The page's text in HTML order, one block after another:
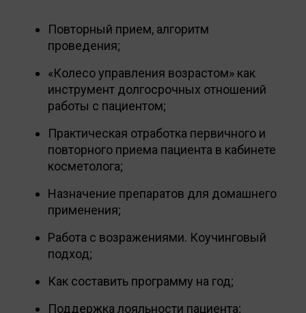
Повторный прием, алгоритм
проведения;
«Колесо управления возрастом» как
инструмент долгосрочных отношений
работы с пациентом;
Практическая отработка первичного и
повторного приема пациента в кабинете
косметолога;
Назначение препаратов для домашнего
применения;
Работа с возражениями. Коучинговый
подход;
Как составить программу на год;
Поддержка лояльности пациента;